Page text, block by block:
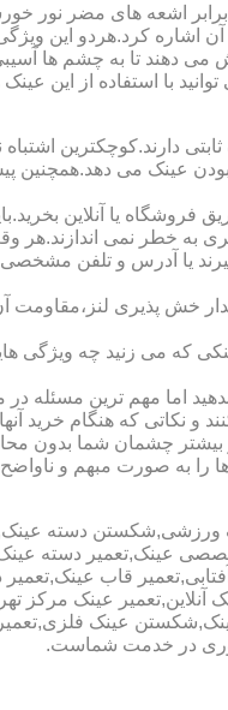
اشعه های مضر نور
اشعه فرابنفش خورشید و پلاریزه بودن
دهند تا به چشم ها آسیبی
با استفاده از این
اشتباه
عینک می دهد.همچنین
یا آنلاین
به خطر نمی
یا آدرس و تلفن
خش پذیری
که می زنید چه ویژگی
اما مهم ترین مسئله در
نکاتی که هنگام خرید
چشمان شما بدون
ها را به صورت مبهم و
ورزشی,شکستن دسته
عینک,تعمیر دسته
قاب
آنلاین,تعمیر عینک
عینک
فوری در خدمت شماست.